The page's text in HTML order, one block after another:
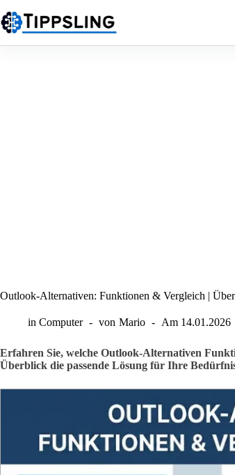
Inhalt
springen
Outlook-Alternativen: Funktionen & Vergleich |
in Computer von Mario Am 14.01.2026
Erfahren Sie, welche Outlook-Alternativen
Überblick die passende Lösung für Ihre